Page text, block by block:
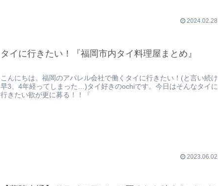
2024.02.28
タイに行きたい！『福岡市内タイ料理屋まとめ』
こんにちは。福岡のアパレル会社で働くタイに行きたい！(と言い続け
早3、4年経ってしまった…)タイ好きのochiです。今日はそんなタイに
行きたい欲が更に募る！！『
2023.06.02